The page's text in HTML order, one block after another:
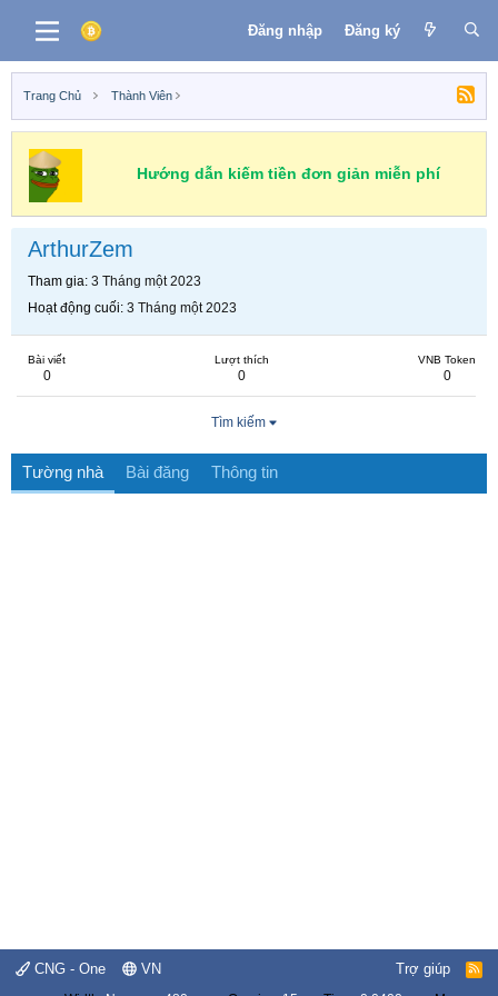
Đăng nhập Đăng ký
Trang Chủ Thành Viên
Hướng dẫn kiếm tiền đơn giản miễn phí
ArthurZem
Tham gia 3 Tháng một 2023
Hoạt động cuối 3 Tháng một 2023
Bài viết
0
Lượt thích
0
VNB Token
0
Tìm kiếm
Tường nhà Bài đăng Thông tin
CNG - One VN Trợ giúp
R